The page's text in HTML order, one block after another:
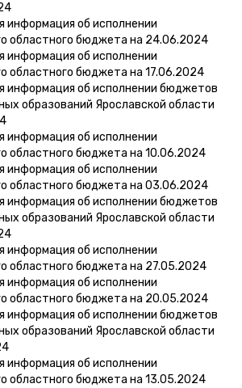
информация об исполнении
областного бюджета на 24.06.2024
информация об исполнении
областного бюджета на 17.06.2024
информация об исполнении бюджетов
образований Ярославской области
информация об исполнении
областного бюджета на 10.06.2024
информация об исполнении
областного бюджета на 03.06.2024
информация об исполнении бюджетов
образований Ярославской области
информация об исполнении
областного бюджета на 27.05.2024
информация об исполнении
областного бюджета на 20.05.2024
информация об исполнении бюджетов
образований Ярославской области
информация об исполнении
областного бюджета на 13.05.2024